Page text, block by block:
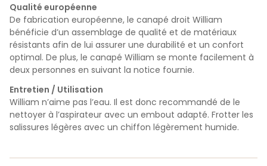
Qualité européenne
De fabrication européenne, le canapé droit William
bénéficie d’un assemblage de qualité et de matériaux
résistants afin de lui assurer une durabilité et un confort
optimal. De plus, le canapé William se monte facilement à
deux personnes en suivant la notice fournie.
Entretien / Utilisation
William n’aime pas l’eau. Il est donc recommandé de le
nettoyer à l’aspirateur avec un embout adapté. Frotter les
salissures légères avec un chiffon légèrement humide.